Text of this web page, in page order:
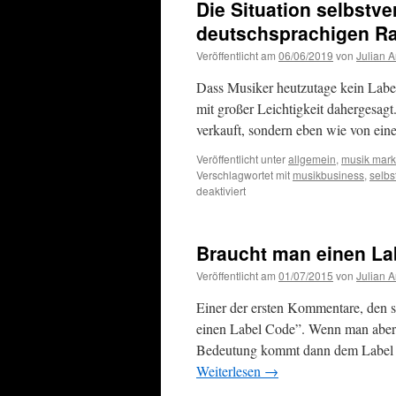
Die Situation
deutschsprachigen
Veröffentlicht am 06/06/2019 von Julian
Dass Musiker heutzutage kein
mit großer Leichtigkeit
verkauft, sondern eben wie von
Veröffentlicht unterallgemein, musik
Verschlagwortet mit musikbusiness,
deaktiviertfür
Musiker
im
deutschsprachigen
Raum
Braucht man einen
Veröffentlicht am 01/07/2015 von Julian
Einer der ersten Kommentare, den
einen Label Code”. Wenn man
Bedeutung kommt dann dem
Weiterlesen →